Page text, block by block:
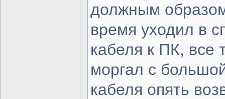
должным
время уходил в
кабеля к ПК, все
моргал с
кабеля опять